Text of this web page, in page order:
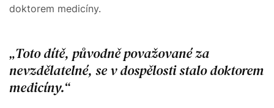
doktorem medicíny.
Toto dítě, původně považované za
nevzdělatelné, se v dospělosti stalo doktorem
medicíny.